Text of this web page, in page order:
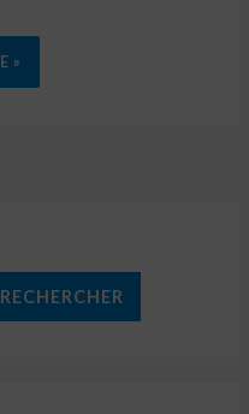
RECHERCHER